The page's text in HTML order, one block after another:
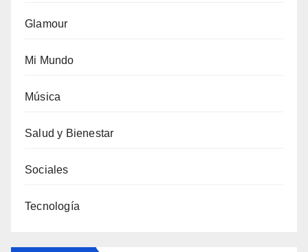
Glamour
Mi Mundo
Música
Salud y Bienestar
Sociales
Tecnología